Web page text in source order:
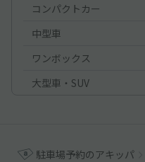
コンパクトカー
中型車
ワンボックス
大型車・SUV
駐車場予約のアキッパ